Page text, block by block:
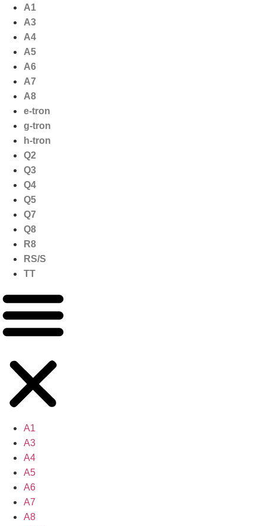
naar
inhoud
A1
A3
A4
A5
A6
A7
A8
e-tron
g-tron
h-tron
Q2
Q3
Q4
Q5
Q7
Q8
R8
RS/S
TT
A1
A3
A4
A5
A6
A7
A8